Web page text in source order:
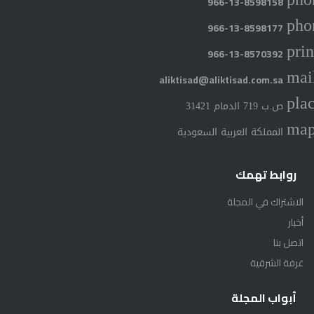
966-13-8598177
966-13-8570392
aliktisad@aliktisad.com.sa
ص.ب 719 الدمام 31421
المملكة العربية السعودية
روابط تهمك
الاشتراك في المجلة
أخبار
اتصل بنا
غرفة الشرقية
أبواب المجلة